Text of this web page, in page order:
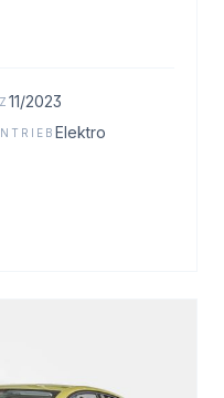
11/2023
Elektro